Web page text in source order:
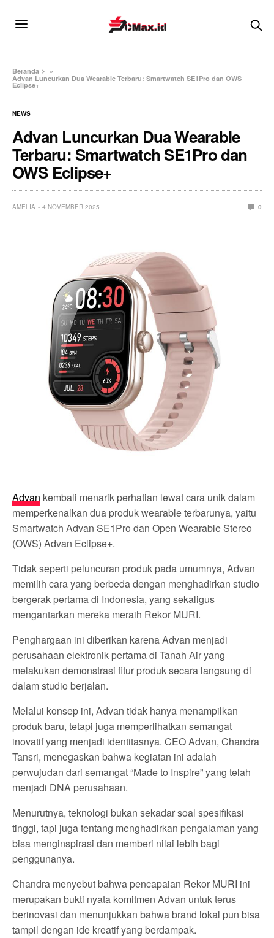
Beranda
»
Advan Luncurkan Dua Wearable Terbaru: Smartwatch SE1Pro dan OWS
Eclipse+
NEWS
Advan Luncurkan Dua Wearable
Terbaru: Smartwatch SE1Pro dan
OWS Eclipse+
AMELIA 4 NOVEMBER 2025 0
Advan kembali menarik perhatian lewat cara unik dalam
memperkenalkan dua produk wearable terbarunya, yaitu
Smartwatch Advan SE1Pro dan Open Wearable Stereo
(OWS) Advan Eclipse+.
Tidak seperti peluncuran produk pada umumnya, Advan
memilih cara yang berbeda dengan menghadirkan studio
bergerak pertama di Indonesia, yang sekaligus
mengantarkan mereka meraih Rekor MURI.
Penghargaan ini diberikan karena Advan menjadi
perusahaan elektronik pertama di Tanah Air yang
melakukan demonstrasi fitur produk secara langsung di
dalam studio berjalan.
Melalui konsep ini, Advan tidak hanya menampilkan
produk baru, tetapi juga memperlihatkan semangat
inovatif yang menjadi identitasnya. CEO Advan, Chandra
Tansri, menegaskan bahwa kegiatan ini adalah
perwujudan dari semangat “Made to Inspire” yang telah
menjadi DNA perusahaan.
Menurutnya, teknologi bukan sekadar soal spesifikasi
tinggi, tapi juga tentang menghadirkan pengalaman yang
bisa menginspirasi dan memberi nilai lebih bagi
penggunanya.
Chandra menyebut bahwa pencapaian Rekor MURI ini
merupakan bukti nyata komitmen Advan untuk terus
berinovasi dan menunjukkan bahwa brand lokal pun bisa
tampil dengan ide kreatif yang berdampak.